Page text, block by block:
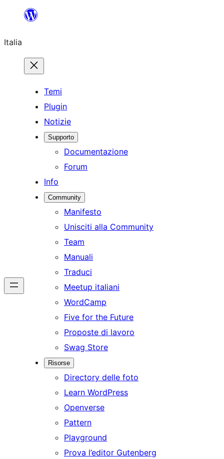
contenuto
Italia
Temi
Plugin
Notizie
Supporto
Documentazione
Forum
Info
Community
Manifesto
Unisciti alla Community
Team
Manuali
Traduci
Meetup italiani
WordCamp
Five for the Future
Proposte di lavoro
Swag Store
Risorse
Directory delle foto
Learn WordPress
Openverse
Pattern
Playground
Prova l’editor Gutenberg